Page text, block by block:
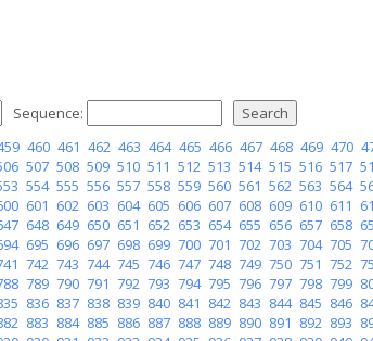
Sequence:
460 461 462 463 464 465 466 467 468 469 470
507 508 509 510 511 512 513 514 515 516 517
554 555 556 557 558 559 560 561 562 563 564
601 602 603 604 605 606 607 608 609 610 611
648 649 650 651 652 653 654 655 656 657 658
695 696 697 698 699 700 701 702 703 704 705
742 743 744 745 746 747 748 749 750 751 752
789 790 791 792 793 794 795 796 797 798 799
836 837 838 839 840 841 842 843 844 845 846
883 884 885 886 887 888 889 890 891 892 893